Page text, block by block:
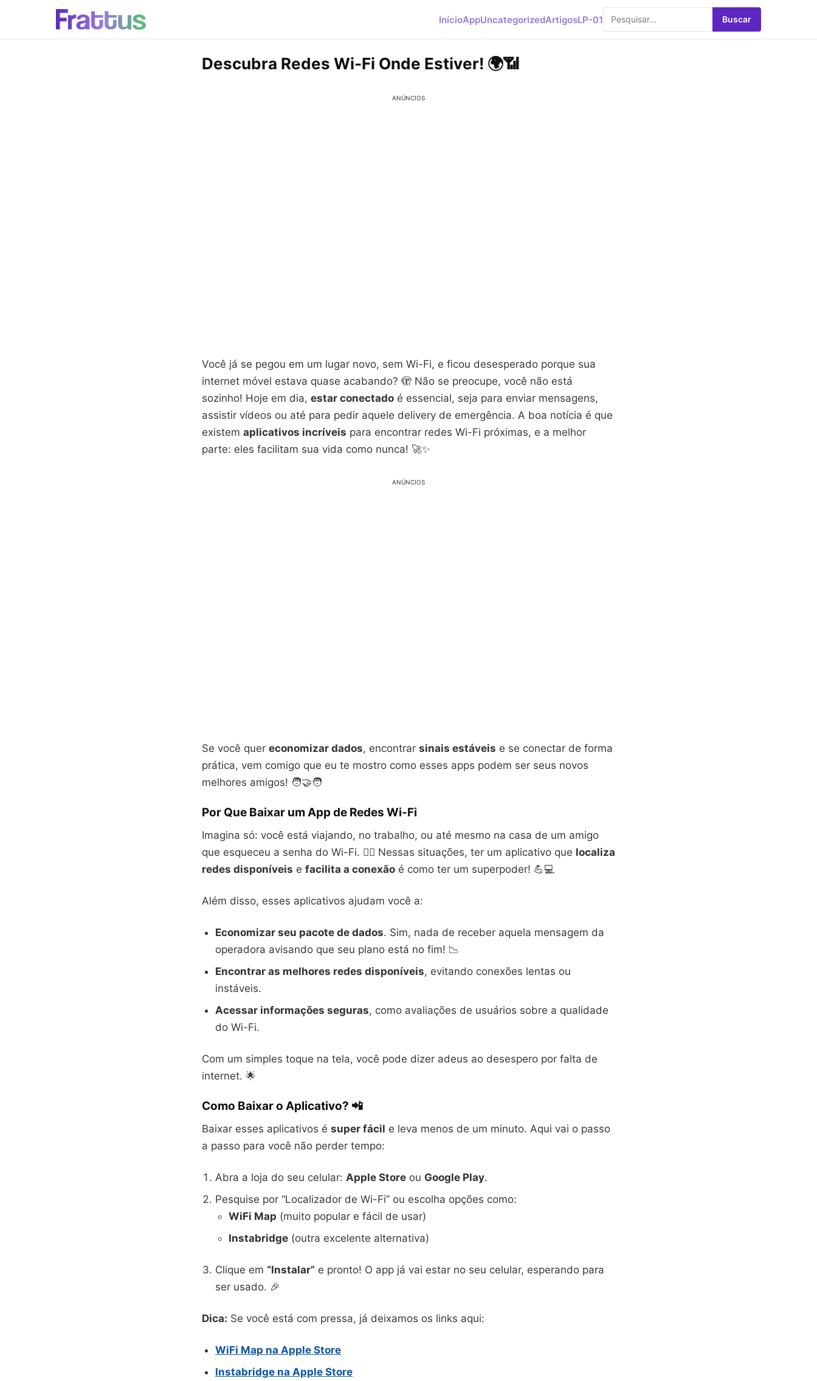
InícioAppUncategorizedArtigosLP-01 Buscar
Descubra Redes Wi-Fi Onde Estiver! 🌍📶
ANÚNCIOS
Você já se pegou em um lugar novo, sem Wi-Fi, e ficou desesperado porque sua
internet móvel estava quase acabando? 🫣 Não se preocupe, você não está
sozinho! Hoje em dia, estar conectado é essencial, seja para enviar mensagens,
assistir vídeos ou até para pedir aquele delivery de emergência. A boa notícia é que
existem aplicativos incríveis para encontrar redes Wi-Fi próximas, e a melhor
parte: eles facilitam sua vida como nunca! 🚀✨
ANÚNCIOS
Se você quer economizar dados, encontrar sinais estáveis e se conectar de forma
prática, vem comigo que eu te mostro como esses apps podem ser seus novos
melhores amigos! 🧑‍🤝‍🧑
Por Que Baixar um App de Redes Wi-Fi
Imagina só: você está viajando, no trabalho, ou até mesmo na casa de um amigo
que esqueceu a senha do Wi-Fi. 🤦‍♀️ Nessas situações, ter um aplicativo que localiza
redes disponíveis e facilita a conexão é como ter um superpoder! 💪💻
Além disso, esses aplicativos ajudam você a:
Economizar seu pacote de dados. Sim, nada de receber aquela mensagem da
operadora avisando que seu plano está no fim! 📉
Encontrar as melhores redes disponíveis, evitando conexões lentas ou
instáveis.
Acessar informações seguras, como avaliações de usuários sobre a qualidade
do Wi-Fi.
Com um simples toque na tela, você pode dizer adeus ao desespero por falta de
internet. 🌟
Como Baixar o Aplicativo? 📲
Baixar esses aplicativos é super fácil e leva menos de um minuto. Aqui vai o passo
a passo para você não perder tempo:
Abra a loja do seu celular: Apple Store ou Google Play.
Pesquise por “Localizador de Wi-Fi” ou escolha opções como:
WiFi Map (muito popular e fácil de usar)
Instabridge (outra excelente alternativa)
Clique em “Instalar” e pronto! O app já vai estar no seu celular, esperando para
ser usado. 🎉
Dica: Se você está com pressa, já deixamos os links aqui:
WiFi Map na Apple Store
Instabridge na Apple Store